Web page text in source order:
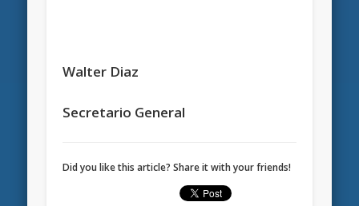
Walter Diaz
Secretario General
Did you like this article? Share it with your friends!